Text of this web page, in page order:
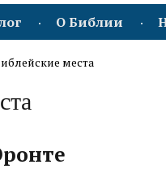
О Библии
места